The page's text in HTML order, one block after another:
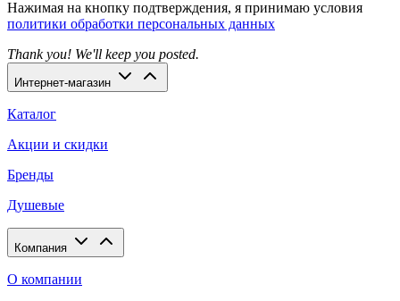
Нажимая на кнопку подтверждения, я принимаю условия
политики обработки персональных данных
Thank you! We'll keep you posted.
Интернет-магазин
Каталог
Акции и скидки
Бренды
Душевые
Компания
О компании